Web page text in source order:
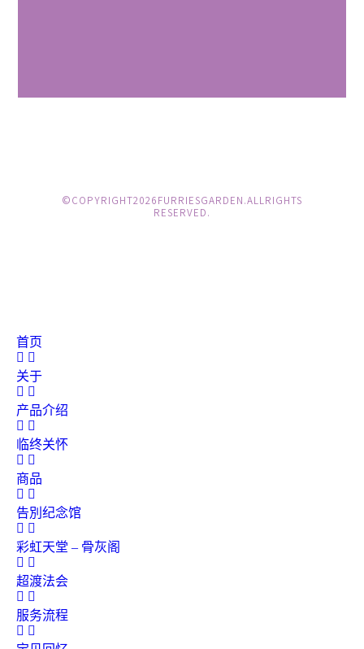
© COPYRIGHT 2026 FURRIES GARDEN. ALL RIGHTS
RESERVED.
首页
关于
产品介绍
临终关怀
商品
告別纪念馆
彩虹天堂 – 骨灰阁
超渡法会
服务流程